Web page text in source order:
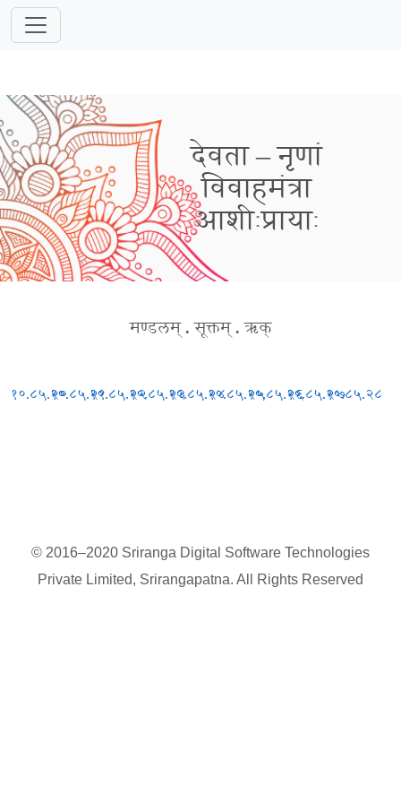
देवता – नृणां
विवाहमंत्रा
आशीःप्रायाः
मण्डलम् . सूक्तम् . ऋक्
१०.८५.२०१०.८५.२११०.८५.२२१०.८५.२३१०.८५.२४१०.८५.२५१०.८५.२६१०.८५.२७१०.८५.२८
© 2016–2020 Sriranga Digital Software Technologies
Private Limited, Srirangapatna. All Rights Reserved